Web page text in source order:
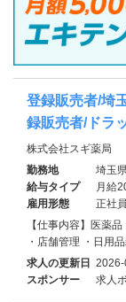
登録販売者/埼
録販売者/ドラ
株式会社スギ薬局
勤務地
埼玉
給与タイプ
月給
雇用形態
正社員
【仕事内容】医薬
・店舗管理 ・日用
求人の更新日
スポンサー
求人